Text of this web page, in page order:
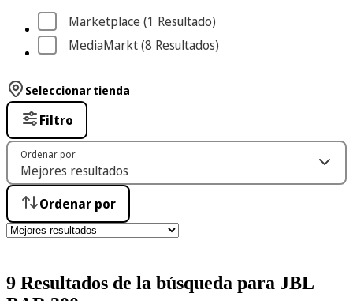
Marketplace (1 Resultado)
MediaMarkt (8 Resultados)
9 Resultados de la búsqueda para JBL
Seleccionar tienda
Filtro
Ordenar por
Ordenar por